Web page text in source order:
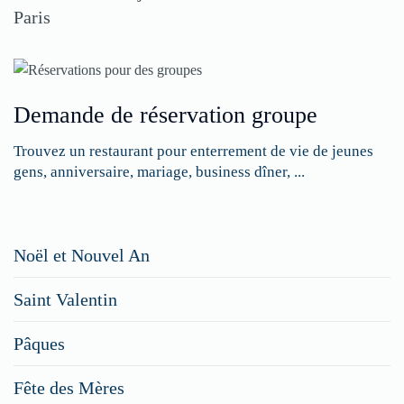
Paris
Demande de réservation groupe
Trouvez un restaurant pour enterrement de vie de jeunes
gens, anniversaire, mariage, business dîner, ...
Noël et Nouvel An
Saint Valentin
Pâques
Fête des Mères